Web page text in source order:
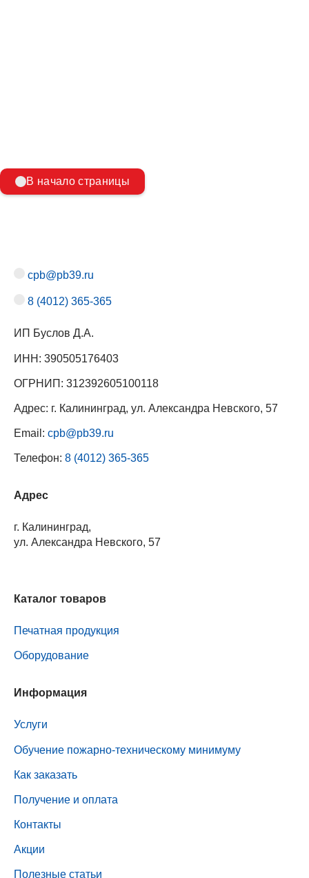
В начало страницы
cpb@pb39.ru
8 (4012) 365-365
ИП Буслов Д.А.
ИНН: 390505176403
ОГРНИП: 312392605100118
Адрес: г. Калининград, ул. Александра Невского, 57
Email: cpb@pb39.ru
Телефон: 8 (4012) 365-365
Адрес
г. Калининград,
ул. Александра Невского, 57
Каталог товаров
Печатная продукция
Оборудование
Информация
Услуги
Обучение пожарно-техническому минимуму
Как заказать
Получение и оплата
Контакты
Акции
Полезные статьи